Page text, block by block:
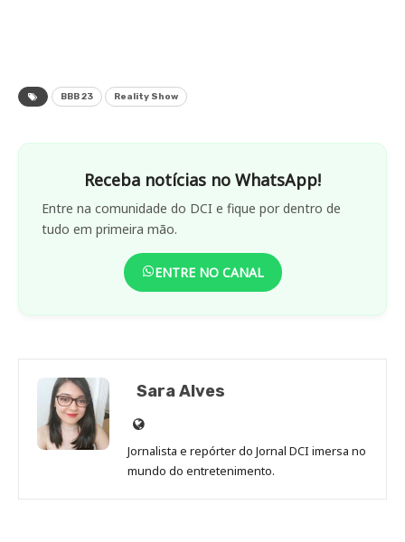
BBB 23 Reality Show
Receba notícias no WhatsApp!
Entre na comunidade do DCI e fique por dentro de
tudo em primeira mão.
ENTRE NO CANAL
Sara Alves
Site
de
Sara
Jornalista e repórter do Jornal DCI imersa no
mundo do entretenimento.